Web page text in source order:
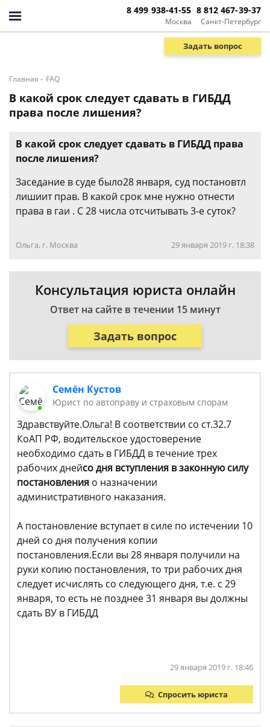
Москва
8 499 938-41-55
Санкт-Петербург
8 812 467-39-37
Задать вопрос
Главная - FAQ
В какой срок следует сдавать в ГИБДД
права после лишения?
В какой срок следует сдавать в ГИБДД права
после лишения?
Заседание в суде было28 января, суд постановтл
лишиит прав. В какой срок мне нужно отнести
права в гаи . С 28 числа отсчитывать 3-е суток?
Ольга, г. Москва 29 января 2019 г. 18:38
Консультация юриста онлайн
Ответ на сайте в течении 15 минут
Задать вопрос
Семён Кустов
Юрист по автоправу и страховым спорам
Здравствуйте.Ольга! В соответствии со ст.32.7
КоАП РФ, водительское удостоверение
необходимо сдать в ГИБДД в течение трех
рабочих днейсо дня вступления в законную силу
постановления о назначении
административного наказания.
А постановление вступает в силе по истечении 10
дней со дня получения копии
постановления.Если вы 28 января получили на
руки копию постановления, то три рабочих дня
следует исчислять со следующего дня, т.е. с 29
января, то есть не позднее 31 января вы должны
сдать ВУ в ГИБДД
29 января 2019 г. 18:46
Спросить юриста